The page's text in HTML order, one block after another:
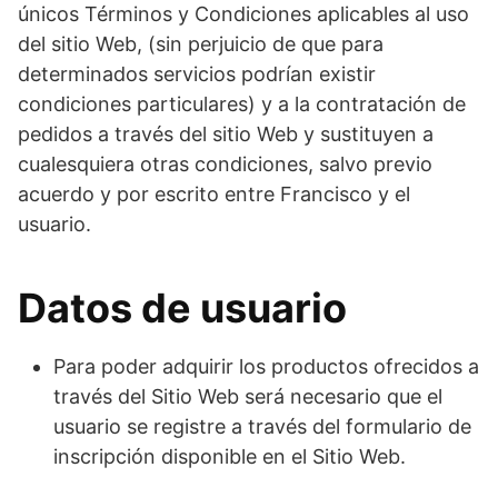
únicos Términos y Condiciones aplicables al uso
del sitio Web, (sin perjuicio de que para
determinados servicios podrían existir
condiciones particulares) y a la contratación de
pedidos a través del sitio Web y sustituyen a
cualesquiera otras condiciones, salvo previo
acuerdo y por escrito entre Francisco y el
usuario.
Datos de usuario
Para poder adquirir los productos ofrecidos a
través del Sitio Web será necesario que el
usuario se registre a través del formulario de
inscripción disponible en el Sitio Web.